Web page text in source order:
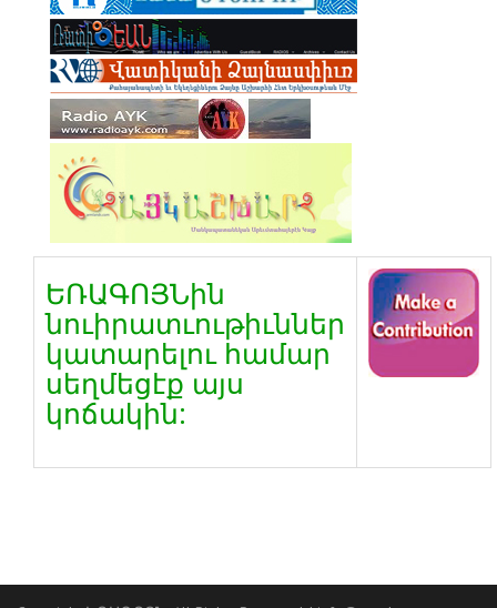
ԵՌԱԳՈՅՆին
նուիրատւութիւններ
կատարելու համար
սեղմեցէք այս
կոճակին: